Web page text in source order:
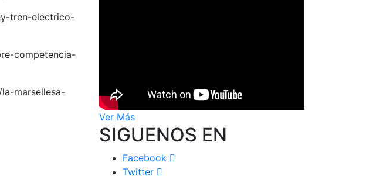
tren-electrico-
competencia-
marsellesa-
Ver Más
SIGUENOS EN
Facebook
Twitter